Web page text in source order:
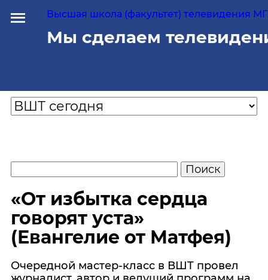
Высшая школа (факультет) телевидения
Мы сделаем
«От избытка сердца
говорят уста»
(Евангелие от Матфея)
Очередной мастер-класс в ВШТ провел